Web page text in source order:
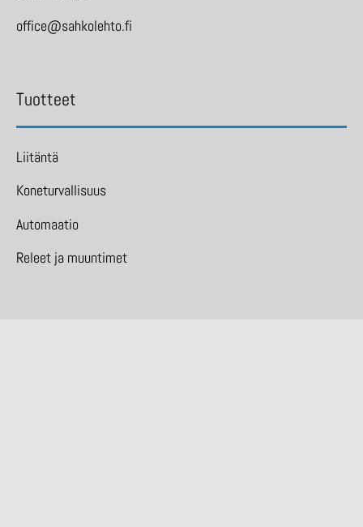
office@sahkolehto.fi
Tuotteet
Liitäntä
Koneturvallisuus
Automaatio
Releet ja muuntimet